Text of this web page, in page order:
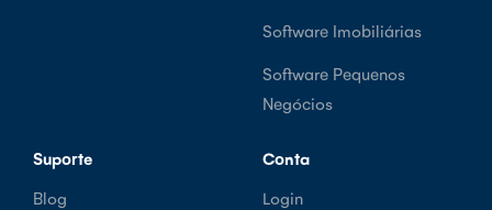
Software Imobiliárias
Software Pequenos
Negócios
Suporte
Blog
Conta
Login